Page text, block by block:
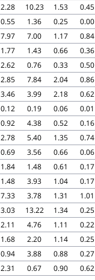
2.28 10.23 1.53 0.45
0.55 1.36 0.25 0.00
7.97 7.00 1.17 0.84
1.77 1.43 0.66 0.36
2.62 0.76 0.33 0.50
2.85 7.84 2.04 0.86
3.46 3.99 2.18 0.62
0.12 0.19 0.06 0.01
0.92 4.38 0.52 0.16
2.78 5.40 1.35 0.74
0.69 3.56 0.66 0.06
1.84 1.48 0.61 0.17
1.48 3.93 1.04 0.17
7.33 3.78 1.31 1.01
3.03 13.22 1.34 0.25
2.11 4.76 1.11 0.22
1.68 2.20 1.14 0.25
0.94 3.88 0.88 0.27
2.31 0.67 0.90 0.62